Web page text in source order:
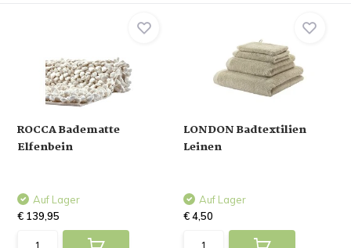
ROCCA Badematte
Elfenbein
Auf Lager
€ 139,95
LONDON Badtextilien
Leinen
Auf Lager
€ 4,50